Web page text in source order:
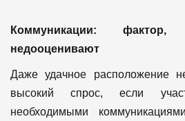
Коммуникации:
недооценивают
Даже удачное расположение
высокий спрос, если
необходимыми